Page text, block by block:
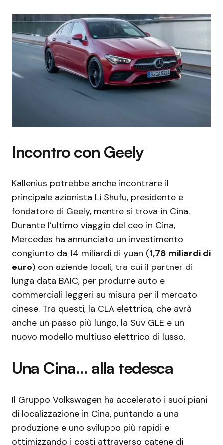
Incontro con Geely
Kallenius potrebbe anche incontrare il
principale azionista Li Shufu, presidente e
fondatore di Geely, mentre si trova in Cina.
Durante l’ultimo viaggio del ceo in Cina,
Mercedes ha annunciato un investimento
congiunto da 14 miliardi di yuan (1,78 miliardi di
euro) con aziende locali, tra cui il partner di
lunga data BAIC, per produrre auto e
commerciali leggeri su misura per il mercato
cinese. Tra questi, la CLA elettrica, che avrà
anche un passo più lungo, la Suv GLE e un
nuovo modello multiuso elettrico di lusso.
Una Cina… alla tedesca
Il Gruppo Volkswagen ha accelerato i suoi piani
di localizzazione in Cina, puntando a una
produzione e uno sviluppo più rapidi e
ottimizzando i costi attraverso catene di